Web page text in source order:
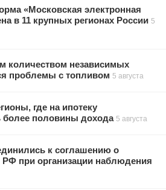
«Московская электронная
в 11 крупных регионах России 5
количеством независимых
проблемы с топливом 5 августа
где на ипотеку
более половины дохода 5 августа
к соглашению о
РФ при организации наблюдения